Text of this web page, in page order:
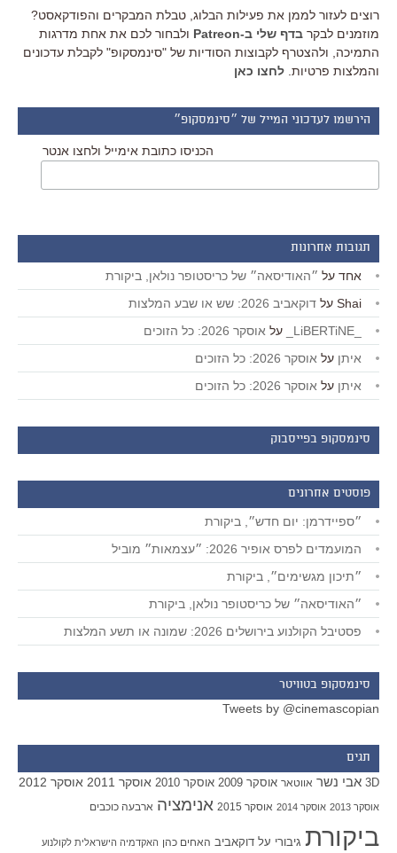
רוצים לעזור לממן את פעילות הבלוג, טבלת המבקרים והפודקאסט?
מוזמנים לבקר בדף שלי ב-Patreon
ולבחור לכם את אחת מדרגות
התמיכה, ולהצטרף לקבוצות הסודיות של "סינמסקופ" לקבלת עדכונים
והמלצות פרטיות. לחצו כאן
הירשמו לעדכוני המייל של ״סינמסקופ״
הכניסו כתובת אימייל ולחצו אנטר
תגובות אחרונות
אחד על ״האודיסאה״ של כריסטופר נולאן, ביקורת
Shai על דוקאביב 2026: שש או שבע המלצות
על אוסקר 2026: כל הזוכים
איתן על אוסקר 2026: כל הזוכים
איתן על אוסקר 2026: כל הזוכים
סינמסקופ בפייסבוק
פוסטים אחרונים
״ספיידרמן: יום חדש״, ביקורת
המועמדים לפרס אופיר 2026: ״עצמאות״ מוביל
״תיכון מגשימים״, ביקורת
״האודיסאה״ של כריסטופר נולאן, ביקורת
פסטיבל הקולנוע בירושלים 2026: שמונה או תשע המלצות
סינמסקופ בטוויטר
Tweets by @cinemascopian
תגים
3D אבי נשר אווטאר אוסקר 2009 אוסקר 2010 אוסקר 2011 אוסקר 2012
אוסקר 2013 אוסקר 2014 אוסקר 2015 אנימציה ארבעה כוכבים
ביקורת גיבורי על דוקאביב האחים כהן האקדמיה הישראלית לקולנוע